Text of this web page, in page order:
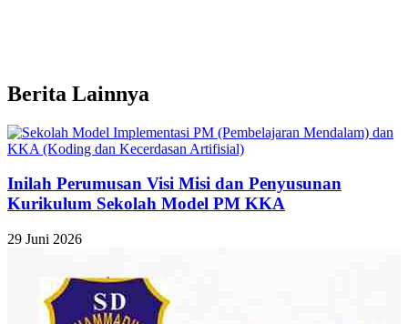
Berita Lainnya
Inilah Perumusan Visi Misi dan Penyusunan
Kurikulum Sekolah Model PM KKA
29 Juni 2026